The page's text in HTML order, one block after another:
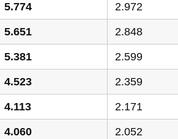
5.774 2.972
5.651 2.848
5.381 2.599
4.523 2.359
4.113 2.171
4.060 2.052